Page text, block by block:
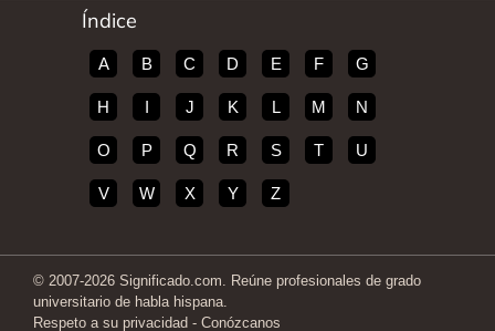
Índice
A B C D E F G
H J K L M N
O P Q R S T U
V W X Y Z
© 2007-2026 Significado.com. Reúne profesionales de grado
universitario de habla hispana.
Respeto a su privacidad - Conózcanos